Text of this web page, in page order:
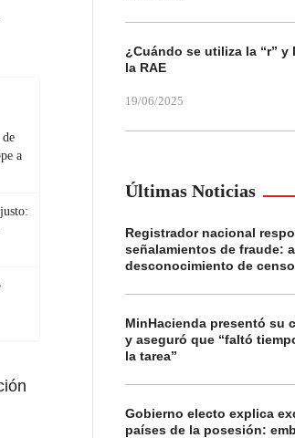
a
¿Cuándo se utiliza la “r” y
la RAE
19/06/2025
Últimas Noticias
Registrador nacional
señalamientos de fraude:
desconocimiento de
MinHacienda presentó su
y aseguró que “faltó
la tarea”
Gobierno electo explica
países de la posesión: